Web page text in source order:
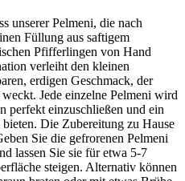
unserer Pelmeni, die nach
Füllung aus saftigem
Pfifferlingen von Hand
verleiht den kleinen
erdigen Geschmack, der
Jede einzelne Pelmeni wird
perfekt einzuschließen und ein
Die Zubereitung zu Hause
Sie die gefrorenen Pelmeni
lassen Sie sie für etwa 5-7
steigen. Alternativ können